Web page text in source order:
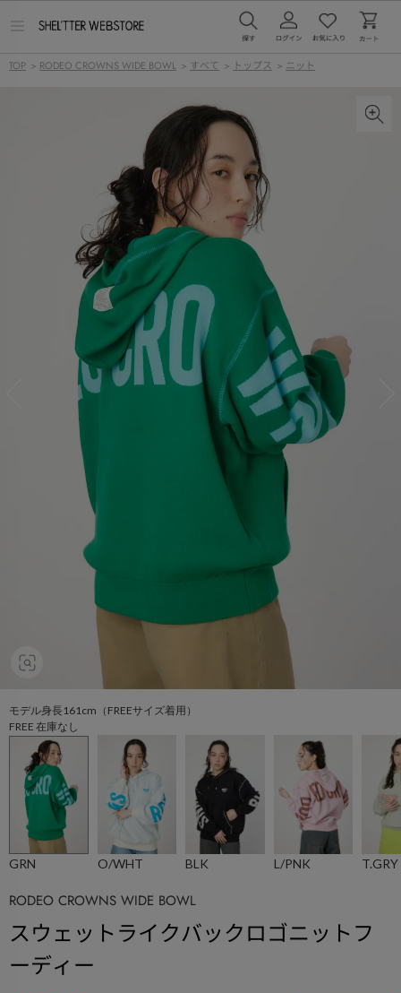
ー
TOP > RODEO CROWNS WIDE BOWL > すべて > トップス > ニット
モデル身長161cm（FREEサイズ着用）
FREE 在庫なし
GRN O/WHT BLK L/PNK T.GRY
RODEO CROWNS WIDE BOWL
スウェットライクバックロゴニットフ
ーディー